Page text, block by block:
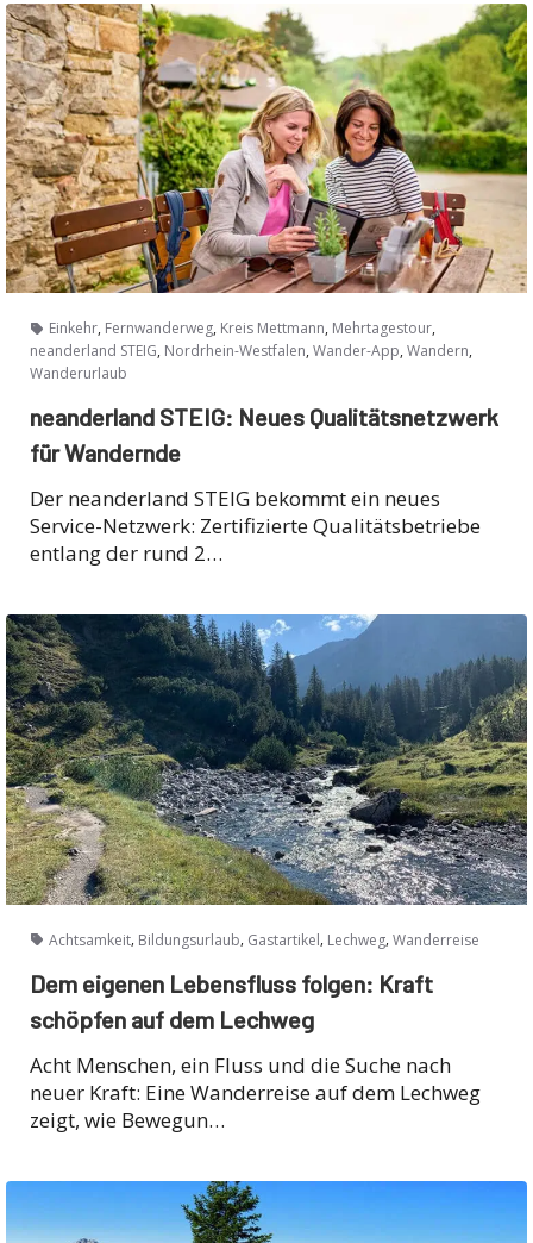
Einkehr, Fernwanderweg, Kreis Mettmann, Mehrtagestour,
neanderland STEIG, Nordrhein-Westfalen, Wander-App, Wandern,
Wanderurlaub
neanderland STEIG: Neues Qualitätsnetzwerk
für Wandernde
Der neanderland STEIG bekommt ein neues
Service-Netzwerk: Zertifizierte Qualitätsbetriebe
entlang der rund 2…
Achtsamkeit, Bildungsurlaub, Gastartikel, Lechweg, Wanderreise
Dem eigenen Lebensfluss folgen: Kraft
schöpfen auf dem Lechweg
Acht Menschen, ein Fluss und die Suche nach
neuer Kraft: Eine Wanderreise auf dem Lechweg
zeigt, wie Bewegun…